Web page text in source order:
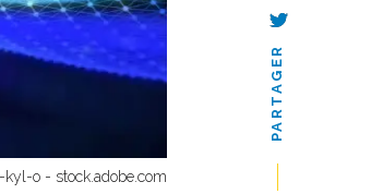
o - stock.adobe.com
PARTAGER